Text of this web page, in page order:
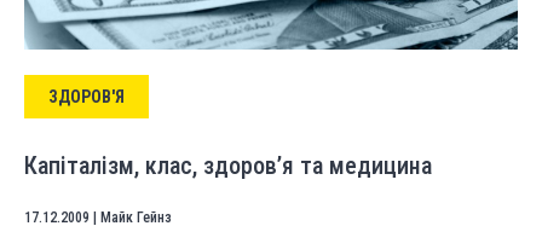
ЗДОРОВ'Я
Капіталізм, клас, здоров’я та медицина
17.12.2009 Майк Гейнз